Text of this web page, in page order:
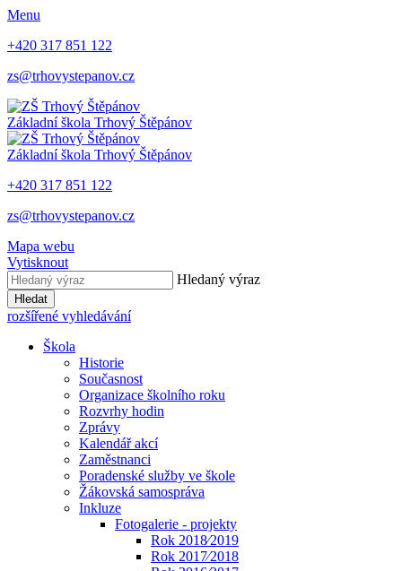
Menu
+420 317 851 122
zs@trhovystepanov.cz
Základní škola Trhový Štěpánov
Základní škola Trhový Štěpánov
+420 317 851 122
zs@trhovystepanov.cz
Mapa webu
Vytisknout
Hledaný výraz
Hledat
rozšířené vyhledávání
Škola
Historie
Současnost
Organizace školního roku
Rozvrhy hodin
Zprávy
Kalendář akcí
Zaměstnanci
Poradenské služby ve škole
Žákovská samospráva
Inkluze
Fotogalerie - projekty
Rok 2018⁄2019
Rok 2017⁄2018